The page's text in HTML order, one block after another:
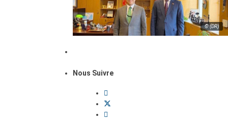
© (DR)
Nous Suivre